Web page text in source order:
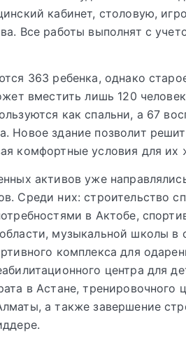
кабинет, столовую,
Все работы выполнят с
363 ребенка, однако
вместить лишь 120
как спальни, а 67
Новое здание позволит
комфортные условия для их
активов уже
Среди них: строительство
в Актобе,
музыкальной школы в
комплекса для
центра для
в Астане, тренировочного
а также завершение